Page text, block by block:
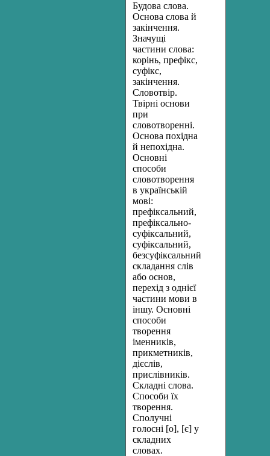
Будова слова.
Основа слова й
закінчення.
Значущі
частини слова:
корінь, префікс,
суфікс,
закінчення.
Словотвір.
Твірні основи
при
словотворенні.
Основа похідна
й непохідна.
Основні
способи
словотворення
в українській
мові:
префіксальний,
префіксально-
суфіксальний,
суфіксальний,
безсуфіксальний,
складання слів
або основ,
перехід з однієї
частини мови в
іншу. Основні
способи
творення
іменників,
прикметників,
дієслів,
прислівників.
Складні слова.
Способи їх
творення.
Сполучні
голосні [о], [є] у
складних
словах.